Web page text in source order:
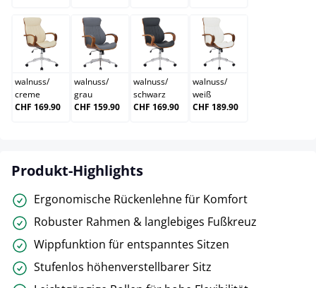
walnuss/creme
walnuss/
creme
CHF 169.90
walnuss/grau
walnuss/
grau
CHF 159.90
walnuss/schwarz
walnuss/
schwarz
CHF 169.90
walnuss/weiß
walnuss/
weiß
CHF 189.90
Produkt-Highlights
Ergonomische Rückenlehne für Komfort
Robuster Rahmen & langlebiges Fußkreuz
Wippfunktion für entspanntes Sitzen
Stufenlos höhenverstellbarer Sitz